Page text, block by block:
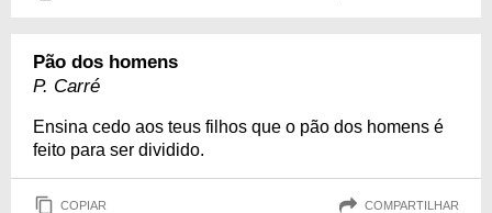
Pão dos homens
P. Carré
Ensina cedo aos teus filhos que o pão dos homens é
feito para ser dividido.
COPIAR COMPARTILHAR